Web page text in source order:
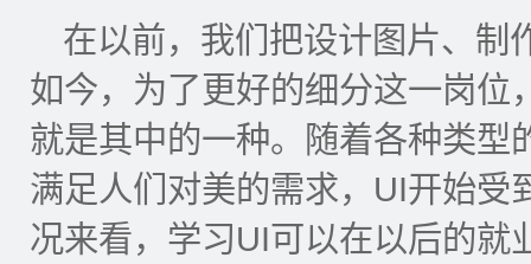
在以前，我们把设计图片、制
如今，为了更好的细分这一岗位
就是其中的一种。随着各种类型
满足人们对美的需求，UI开始受
况来看，学习UI可以在以后的就